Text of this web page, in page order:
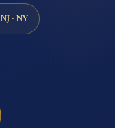
· NY